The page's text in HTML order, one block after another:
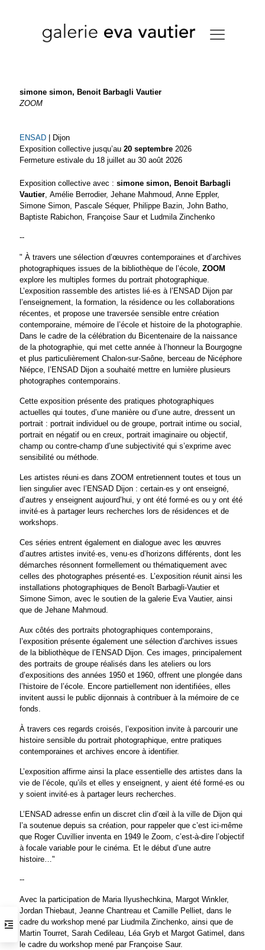
simone simon, Benoit Barbagli Vautier
ZOOM
ENSAD | Dijon
Exposition collective jusqu’au 20 septembre 2026
Fermeture estivale du 18 juillet au 30 août 2026
Exposition collective avec : simone simon, Benoit Barbagli
Vautier, Amélie Berrodier, Jehane Mahmoud, Anne Eppler,
Simone Simon, Pascale Séquer, Philippe Bazin, John Batho,
Baptiste Rabichon, Françoise Saur et Ludmila Zinchenko
--
" À travers une sélection d’œuvres contemporaines et d’archives
photographiques issues de la bibliothèque de l’école, ZOOM
explore les multiples formes du portrait photographique.
L’exposition rassemble des artistes lié·es à l’ENSAD Dijon par
l’enseignement, la formation, la résidence ou les collaborations
récentes, et propose une traversée sensible entre création
contemporaine, mémoire de l’école et histoire de la photographie.
Dans le cadre de la célébration du Bicentenaire de la naissance
de la photographie, qui met cette année à l’honneur la Bourgogne
et plus particulièrement Chalon-sur-Saône, berceau de Nicéphore
Niépce, l’ENSAD Dijon a souhaité mettre en lumière plusieurs
photographes contemporains.
Cette exposition présente des pratiques photographiques
actuelles qui toutes, d’une manière ou d’une autre, dressent un
portrait : portrait individuel ou de groupe, portrait intime ou social,
portrait en négatif ou en creux, portrait imaginaire ou objectif,
champ ou contre-champ d’une subjectivité qui s’exprime avec
sensibilité ou méthode.
Les artistes réuni·es dans ZOOM entretiennent toutes et tous un
lien singulier avec l’ENSAD Dijon : certain·es y ont enseigné,
d’autres y enseignent aujourd’hui, y ont été formé·es ou y ont été
invité·es à partager leurs recherches lors de résidences et de
workshops.
Ces séries entrent également en dialogue avec les œuvres
d’autres artistes invité·es, venu·es d’horizons différents, dont les
démarches résonnent formellement ou thématiquement avec
celles des photographes présenté·es. L’exposition réunit ainsi les
installations photographiques de Benoît Barbagli-Vautier et
Simone Simon, avec le soutien de la galerie Eva Vautier, ainsi
que de Jehane Mahmoud.
Aux côtés des portraits photographiques contemporains,
l’exposition présente également une sélection d’archives issues
de la bibliothèque de l’ENSAD Dijon. Ces images, principalement
des portraits de groupe réalisés dans les ateliers ou lors
d’expositions des années 1950 et 1960, offrent une plongée dans
l’histoire de l’école. Encore partiellement non identifiées, elles
invitent aussi le public dijonnais à contribuer à la mémoire de ce
fonds.
À travers ces regards croisés, l’exposition invite à parcourir une
histoire sensible du portrait photographique, entre pratiques
contemporaines et archives encore à identifier.
L’exposition affirme ainsi la place essentielle des artistes dans la
vie de l’école, qu’ils et elles y enseignent, y aient été formé·es ou
y soient invité·es à partager leurs recherches.
L’ENSAD adresse enfin un discret clin d’œil à la ville de Dijon qui
l’a soutenue depuis sa création, pour rappeler que c’est ici-même
que Roger Cuvillier inventa en 1949 le Zoom, c’est-à-dire l’objectif
à focale variable pour le cinéma. Et le début d’une autre
histoire…"
--
Avec la participation de Maria Ilyushechkina, Margot Winkler,
Jordan Thiebaut, Jeanne Chantreau et Camille Pelliet, dans le
cadre du workshop mené par Liudmila Zinchenko, ainsi que de
Martin Tourret, Sarah Cedileau, Léa Gryb et Margot Gatimel, dans
le cadre du workshop mené par Françoise Saur.